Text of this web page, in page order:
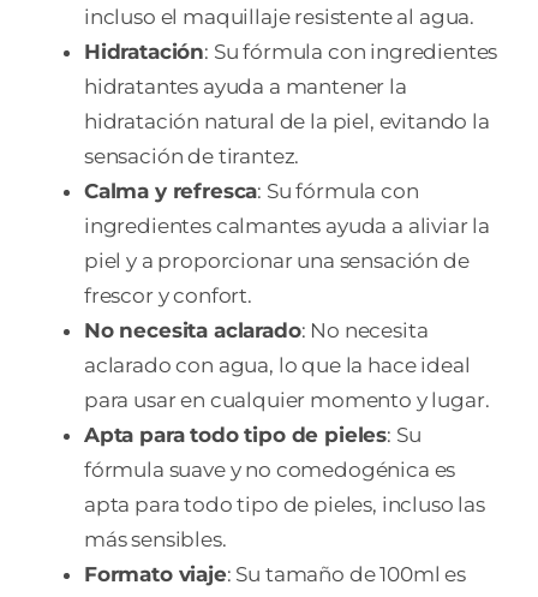
incluso el maquillaje resistente al agua.
Hidratación: Su fórmula con ingredientes
hidratantes ayuda a mantener la
hidratación natural de la piel, evitando la
sensación de tirantez.
Calma y refresca: Su fórmula con
ingredientes calmantes ayuda a aliviar la
piel y a proporcionar una sensación de
frescor y confort.
No necesita aclarado: No necesita
aclarado con agua, lo que la hace ideal
para usar en cualquier momento y lugar.
Apta para todo tipo de pieles: Su
fórmula suave y no comedogénica es
apta para todo tipo de pieles, incluso las
más sensibles.
Formato viaje: Su tamaño de 100ml es